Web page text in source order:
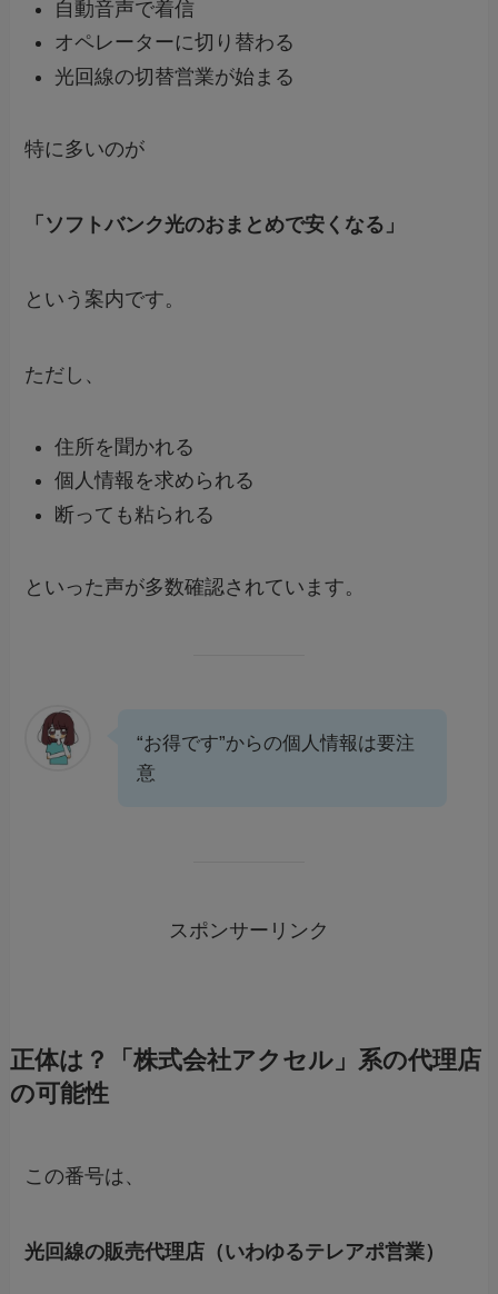
自動音声で着信
オペレーターに切り替わる
光回線の切替営業が始まる
特に多いのが
「ソフトバンク光のおまとめで安くなる」
という案内です。
ただし、
住所を聞かれる
個人情報を求められる
断っても粘られる
といった声が多数確認されています。
“お得です”からの個人情報は要注
意
スポンサーリンク
正体は？「株式会社アクセル」系の代理店
の可能性
この番号は、
光回線の販売代理店（いわゆるテレアポ営業）